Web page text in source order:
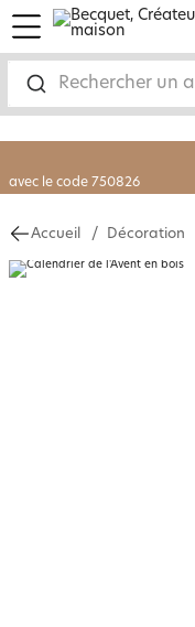
Rechercher un
menu
-30% sur votre commande
achetés
livraison GRATUITEdès
Accueil Décoration